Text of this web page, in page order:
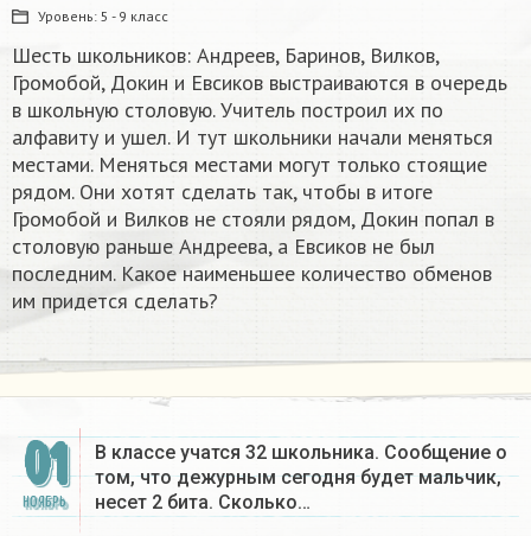
Уровень: 5 - 9 класс
Шесть школьников: Андреев, Баринов, Вилков,
Громобой, Докин и Евсиков выстраиваются в очередь
в школьную столовую. Учитель построил их по
алфавиту и ушел. И тут школьники начали меняться
местами. Меняться местами могут только стоящие
рядом. Они хотят сделать так, чтобы в итоге
Громобой и Вилков не стояли рядом, Докин попал в
столовую раньше Андреева, а Евсиков не был
последним. Какое наименьшее количество обменов
им придется сделать?
01
НОЯБРЬ
В классе учатся 32 школьника. Сообщение о
том, что дежурным сегодня будет мальчик,
несет 2 бита. Сколько…